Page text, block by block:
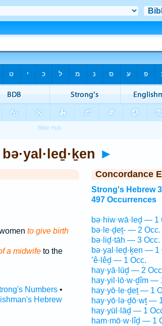
bə·yal·leḏ·ḵen ►
to give birth
a midwifeto the
Numbers•
Hebrew
Concordance
Strong's Hebrew
497 Occurrences
bə·hiw·wā·leḏ — 1
bə·le·ḏeṯ- — 2 Occ.
bə·liḏ·tāh — 3 Occ.
bə·yal·leḏ·ḵen — 1
’ê·lêḏ — 1 Occ.
hay·yā·lūḏ — 2
hay·yil·lō·w·ḏîm —
hay·yō·le·ḏeṯ — 1
hay·yō·lə·ḏō·wṯ —
hay·yūl·lāḏ — 1
ham·mō·w·lîḏ — 1